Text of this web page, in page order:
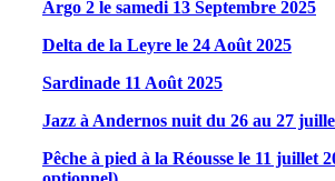
Argo 2 le samedi 13 Septembre 2025
Delta de la Leyre le 24 Août 2025
Sardinade 11 Août 2025
Jazz à Andernos nuit du 26 au 27
Pêche à pied à la Réousse le 11 juillet